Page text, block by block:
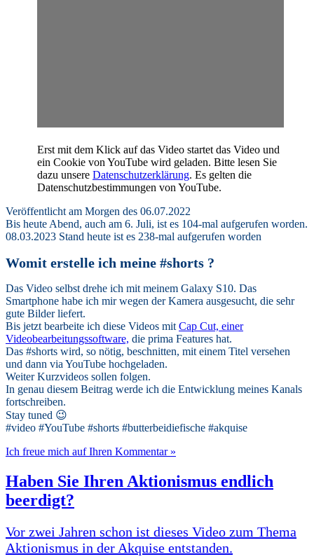
Erst mit dem Klick auf das Video startet das Video und
ein Cookie von YouTube wird geladen. Bitte lesen Sie
dazu unsere Datenschutzerklärung. Es gelten die
Datenschutzbestimmungen von YouTube.
Veröffentlicht am Morgen des 06.07.2022
Bis heute Abend, auch am 6. Juli, ist es 104-mal aufgerufen worden.
08.03.2023 Stand heute ist es 238-mal aufgerufen worden
Womit erstelle ich meine #shorts ?
Das Video selbst drehe ich mit meinem Galaxy S10. Das
Smartphone habe ich mir wegen der Kamera ausgesucht, die sehr
gute Bilder liefert.
Bis jetzt bearbeite ich diese Videos mit Cap Cut, einer
Videobearbeitungssoftware, die prima Features hat.
Das #shorts wird, so nötig, beschnitten, mit einem Titel versehen
und dann via YouTube hochgeladen.
Weiter Kurzvideos sollen folgen.
In genau diesem Beitrag werde ich die Entwicklung meines Kanals
fortschreiben.
Stay tuned 😉
#video #YouTube #shorts #butterbeidiefische #akquise
Ich freue mich auf Ihren Kommentar »
Haben Sie Ihren Aktionismus endlich
beerdigt?
Vor zwei Jahren schon ist dieses Video zum Thema
Aktionismus in der Akquise entstanden.